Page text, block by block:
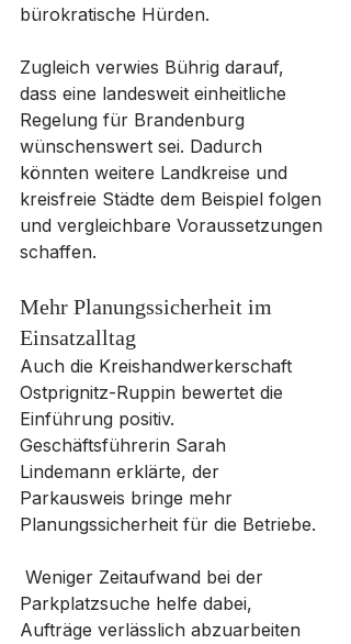
bürokratische Hürden.
Zugleich verwies Bührig darauf,
dass eine landesweit einheitliche
Regelung für Brandenburg
wünschenswert sei. Dadurch
könnten weitere Landkreise und
kreisfreie Städte dem Beispiel folgen
und vergleichbare Voraussetzungen
schaffen.
Mehr Planungssicherheit im
Einsatzalltag
Auch die Kreishandwerkerschaft
Ostprignitz-Ruppin bewertet die
Einführung positiv.
Geschäftsführerin Sarah
Lindemann erklärte, der
Parkausweis bringe mehr
Planungssicherheit für die Betriebe.
Parkplatzsuche helfe dabei,
Aufträge verlässlich abzuarbeiten